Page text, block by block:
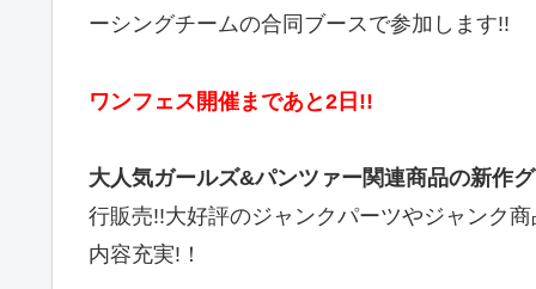
ーシングチームの合同ブースで参加します!!
ワンフェス開催まであと2日!!
大人気ガールズ&パンツァー関連商品の新作
行販売!!大好評のジャンクパーツやジャンク
内容充実!！